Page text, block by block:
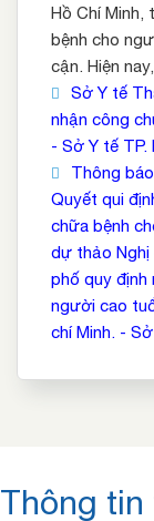
Hồ Chí Minh,
bệnh cho
cận. Hiện
Sở Y tế
nhận công
- Sở Y tế TP.
Thông
Quyết qui
chữa bệnh
dự thảo Nghị
phố quy
người cao
chí Minh. -
Thông